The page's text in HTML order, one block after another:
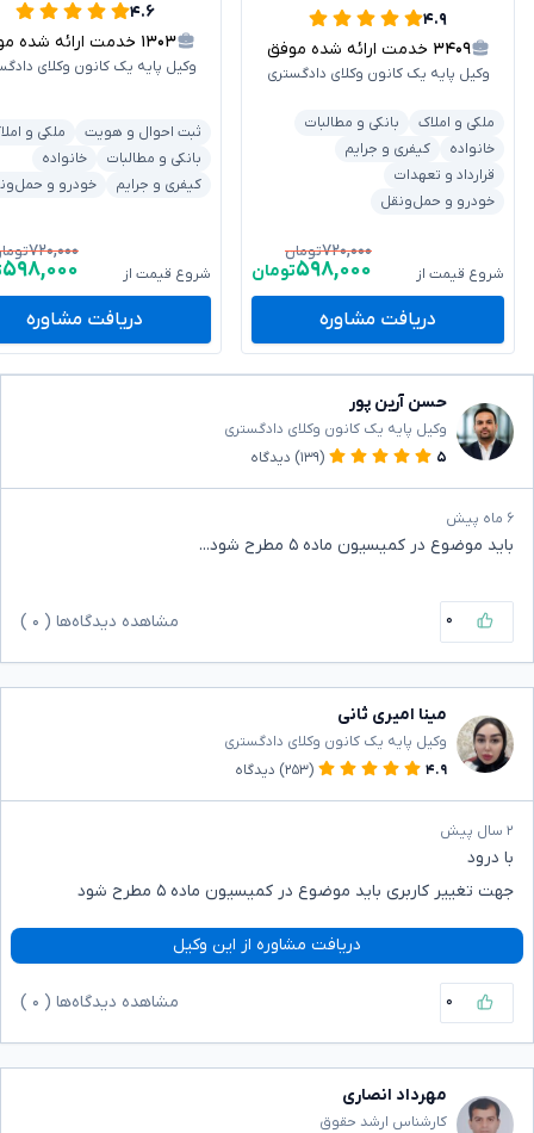
۴.۹
۳۴۰۹ خدمت ارائه شده موفق
وکیل پایه یک کانون وکلای دادگستری
ملکی و املاک
بانکی و مطالبات
خانواده
کیفری و جرایم
قرارداد و تعهدات
خودرو و حمل‌ونقل
شروع قیمت از
۷۲۰,۰۰۰تومان
۵۹۸,۰۰۰تومان
دریافت مشاوره
۴.۶
۱۳۰۳ خدمت ارائه شده موفق
وکیل پایه یک کانون وکلای
ثبت احوال و هویت
ملکی و
بانکی و مطالبات
خانواده
کیفری و جرایم
خودرو و
شروع قیمت از
۷۲۰,۰۰۰
۵۹۸,۰۰۰
دریافت مشاوره
حسن آرین پور
وکیل پایه یک کانون وکلای دادگستری
۵
(۱۳۹) دیدگاه
۶ ماه پیش
باید موضوع در کمیسیون ماده ۵ مطرح شود...
۰ مشاهده دیدگاه‌ها ( ۰
مینا امیری ثانی
وکیل پایه یک کانون وکلای دادگستری
۴.۹
(۲۵۳) دیدگاه
۲ سال پیش
با درود
جهت تغییر کاربری باید موضوع در کمیسیون ماده ۵ مطرح شود
دریافت مشاوره از این وکیل
۰ مشاهده دیدگاه‌ها ( ۰
مهرداد انصاری
کارشناس ارشد حقوق